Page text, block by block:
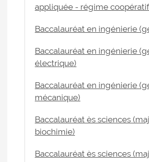
appliquée - régime coopératif
Baccalauréat en ingénierie
Baccalauréat en ingénierie
électrique)
Baccalauréat en ingénierie
mécanique)
Baccalauréat ès sciences
biochimie)
Baccalauréat ès sciences